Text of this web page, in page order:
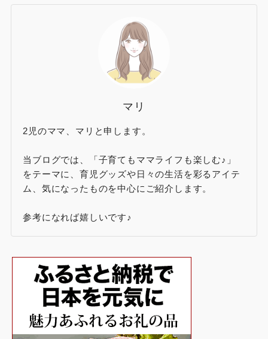
マリ
2児のママ、マリと申します。
当ブログでは、「子育てもママライフも楽しむ♪」
をテーマに、育児グッズや日々の生活を彩るアイテ
ム、気になったものを中心にご紹介します。
参考になれば嬉しいです♪